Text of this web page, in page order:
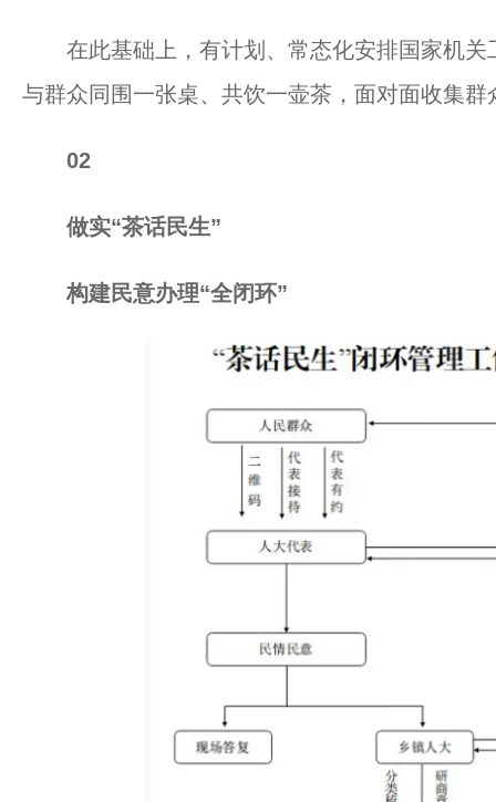
在此基础上，有计划、常态化安排国家机关
与群众同围一张桌、共饮一壶茶，面对面收集群
02
做实“茶话民生”
构建民意办理“全闭环”